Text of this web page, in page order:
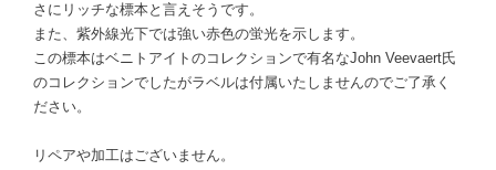
さにリッチな標本と言えそうです。
また、紫外線光下では強い赤色の蛍光を示します。
この標本はベニトアイトのコレクションで有名なJohn Veevaert氏
のコレクションでしたがラベルは付属いたしませんのでご了承く
ださい。
リペアや加工はございません。